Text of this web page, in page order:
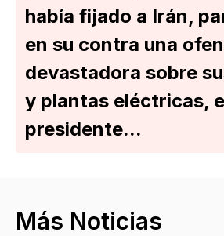
había fijado a Irán,
en su contra una
devastadora sobre
y plantas eléctricas,
presidente...
Más Noticias